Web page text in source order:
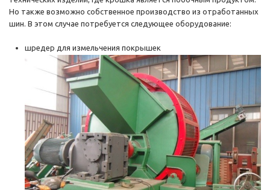
Но также возможно собственное производство из отработанных
шин. В этом случае потребуется следующее оборудование:
шредер для измельчения покрышек